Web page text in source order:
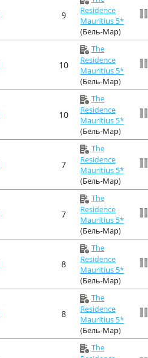
9
Residence
Mauritius 5*
(Бель-Мар)
10
The
Residence
Mauritius 5*
(Бель-Мар)
10
The
Residence
Mauritius 5*
(Бель-Мар)
7
The
Residence
Mauritius 5*
(Бель-Мар)
7
The
Residence
Mauritius 5*
(Бель-Мар)
8
The
Residence
Mauritius 5*
(Бель-Мар)
8
The
Residence
Mauritius 5*
(Бель-Мар)
The